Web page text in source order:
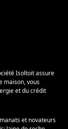
Isoltoit assure
maison, vous
et du crédit
et novateurs